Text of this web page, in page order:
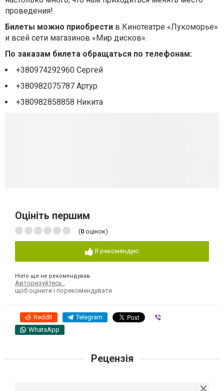
проведения!
Билеты можно приобрести в Кинотеатре «Лукоморье»
и всей сети магазинов «Мир дисков».
По заказам билета обращаться по телефонам:
+380974292960 Сергей
+380982075787 Артур
+380982858858 Никита
Оцініть першим
(0 оцінок)
Я рекомендую
Ніхто ще не рекомендував
Авторизуйтесь
щоб оцінити і порекомендувати
Reddit Telegram
WhatsApp
Рецензія